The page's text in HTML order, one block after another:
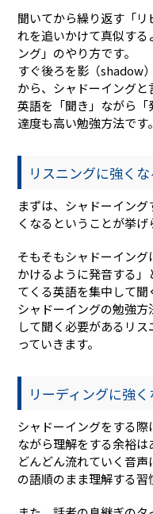
聞いてから繰り返す「
れを追いかけて真似す
ング」のやり方です。
すぐ後ろを影（shadow
から、シャドーイングと
英語を「聞き」ながら
達度も高い勉強方法です。
リスニングに強くな
まずは、シャドーイン
くなるということが挙げ
そもそもシャドーイン
かけるように発音する
てくる英語を集中して聞
シャドーイングの勉強
して聞く必要があるリ
っていきます。
リーディングに強く
シャドーイングをする
ながら理解をする余裕は
どんどん流れていく音
の語順のまま理解する習